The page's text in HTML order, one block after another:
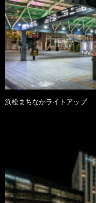
浜松まちなかライトアップ